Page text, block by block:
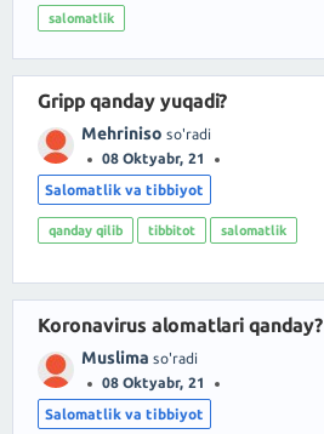
salomatlik
Gripp qanday yuqadi?
Mehriniso so'radi
08 Oktyabr, 21
Salomatlik va tibbiyot
qanday qilib tibbitot salomatlik
Koronavirus alomatlari qanday?
Muslima so'radi
08 Oktyabr, 21
Salomatlik va tibbiyot